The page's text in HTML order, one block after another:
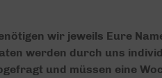
wir jeweils Eure
werden durch uns
und müssen eine